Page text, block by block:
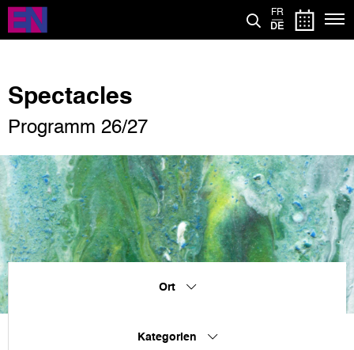
Direkt
zum
Inhalt
FR
DE
Spectacles
Programm 26/27
Ort
Kategorien